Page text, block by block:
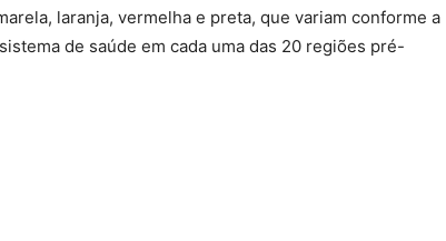
laranja, vermelha e preta, que variam conforme a
de saúde em cada uma das 20 regiões pré-